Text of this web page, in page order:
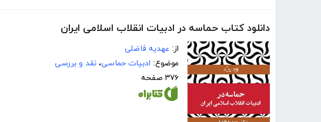
دانلود کتاب حماسه در ادبیات انقلاب اسلامی ایران
از: عهدیه فاضلی
موضوع: ادبیات حماسی، نقد و بررسی
۳۷۶ صفحه